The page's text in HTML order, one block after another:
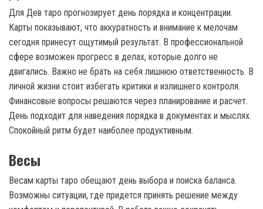
Для Дев таро прогнозирует день порядка и концентрации.
Карты показывают, что аккуратность и внимание к мелочам
сегодня принесут ощутимый результат. В профессиональной
сфере возможен прогресс в делах, которые долго не
двигались. Важно не брать на себя лишнюю ответственность. В
личной жизни стоит избегать критики и излишнего контроля.
Финансовые вопросы решаются через планирование и расчет.
День подходит для наведения порядка в документах и мыслях.
Спокойный ритм будет наиболее продуктивным.
Весы
Весам карты таро обещают день выбора и поиска баланса.
Возможны ситуации, где придется принять решение между